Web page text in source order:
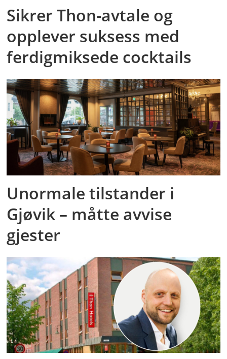
Sikrer Thon-avtale og
opplever suksess med
ferdigmiksede cocktails
Unormale tilstander i
Gjøvik – måtte avvise
gjester